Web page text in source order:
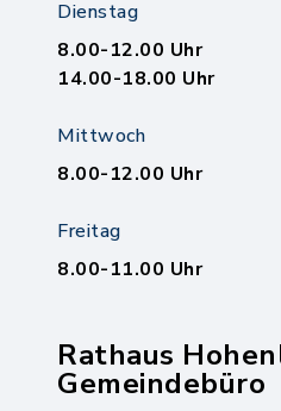
Dienstag
8.00-12.00 Uhr
14.00-18.00 Uhr
Mittwoch
8.00-12.00 Uhr
Freitag
8.00-11.00 Uhr
Rathaus
Gemeindebüro